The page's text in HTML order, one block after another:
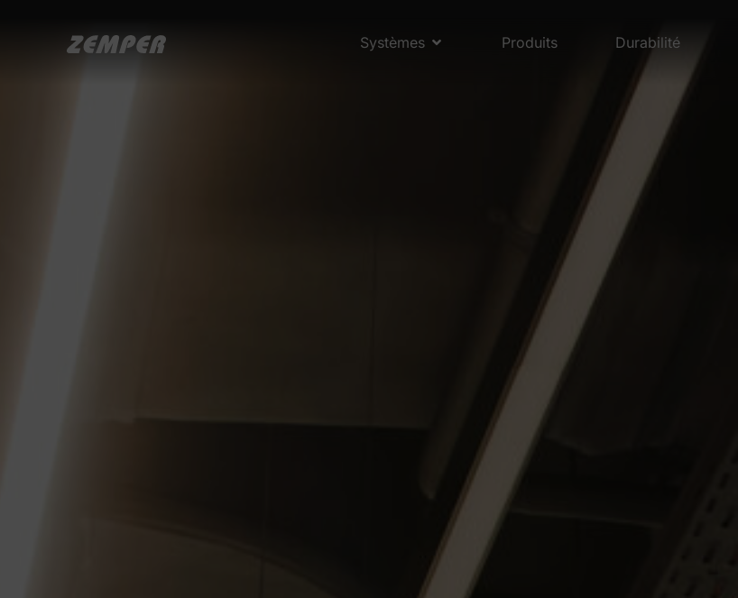
Systèmes Produits Durabilité